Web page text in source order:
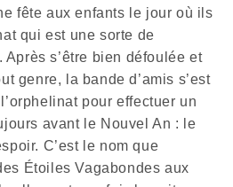
fête aux enfants le jour où ils
qui est une sorte de
s’être bien défoulée et
genre, la bande d’amis s’est
pour effectuer un
avant le Nouvel An : le
C’est le nom que
Étoiles Vagabondes aux